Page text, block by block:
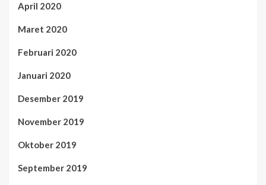
April 2020
Maret 2020
Februari 2020
Januari 2020
Desember 2019
November 2019
Oktober 2019
September 2019